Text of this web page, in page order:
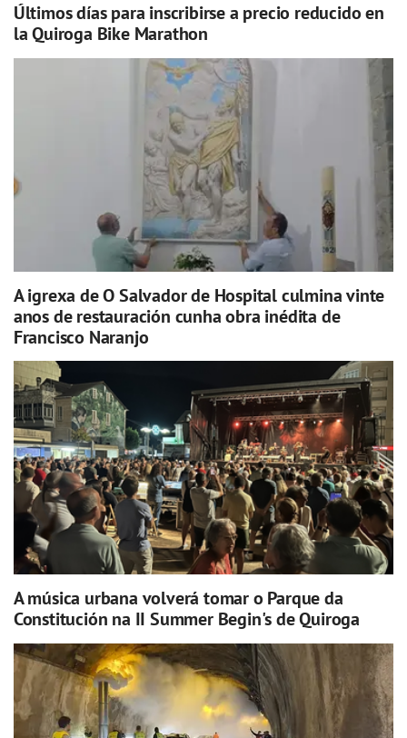
Últimos días para inscribirse a precio reducido en
la Quiroga Bike Marathon
A igrexa de O Salvador de Hospital culmina vinte
anos de restauración cunha obra inédita de
Francisco Naranjo
A música urbana volverá tomar o Parque da
Constitución na II Summer Begin's de Quiroga